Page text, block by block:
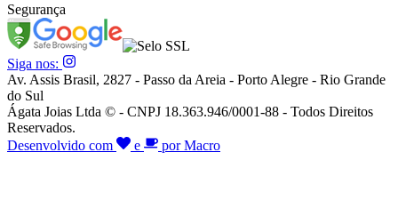
Segurança
Siga nos:
Av. Assis Brasil, 2827 - Passo da Areia - Porto Alegre - Rio Grande
do Sul
Ágata Joias Ltda © - CNPJ 18.363.946/0001-88 - Todos Direitos
Reservados.
Desenvolvido com
e por Macro